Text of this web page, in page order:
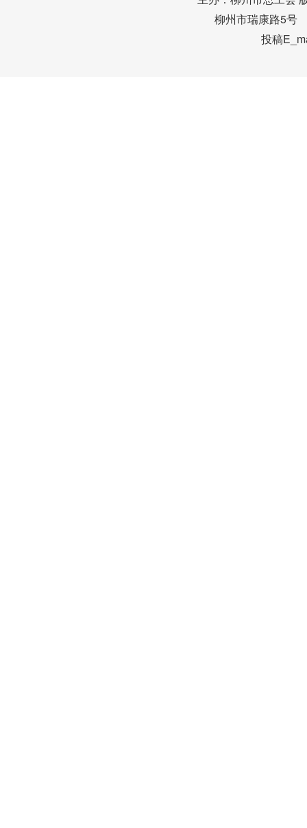
柳州市瑞康路5
投稿